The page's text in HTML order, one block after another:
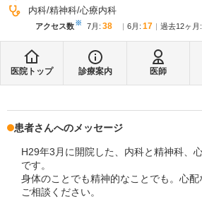
内科 精神科 心療内科
アクセス数※ 7月 : 38 6月 : 17 過去12ヶ月:
医院トップ 診療案内 医師
患者さんへのメッセージ
H29年3月に開院した、内科と精神科、
です。
身体のことでも精神的なことでも。心
ご相談ください。